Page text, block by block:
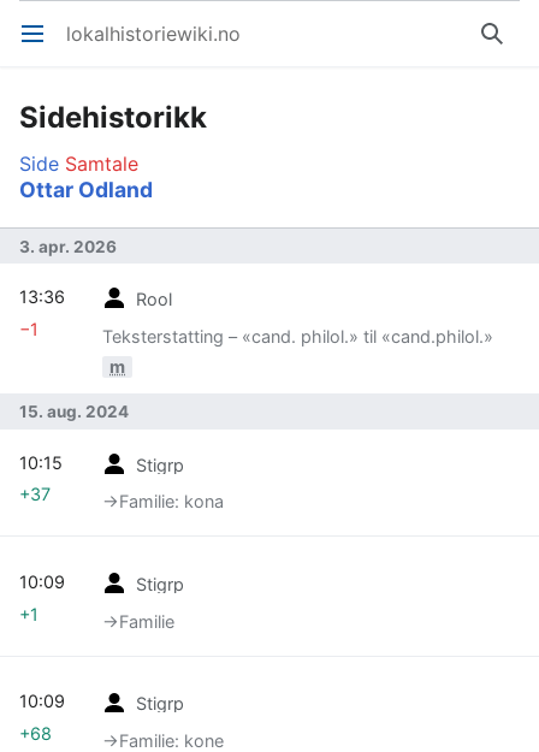
Åpne hovedmenyen lokalhistoriewiki.no Søk
Sidehistorikk
Side Samtale
Ottar Odland
3. apr. 2026
Rool
Teksterstatting – «cand. philol.» til «cand.philol.»
m
13:36
−1
15. aug. 2024
Stigrp
→‎Familie: kona
10:15
+37
Stigrp
→‎Familie
10:09
+1
Stigrp
→‎Familie: kone
10:09
+68